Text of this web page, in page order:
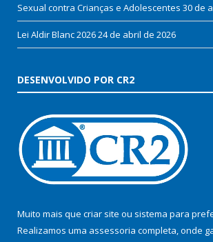
Sexual contra Crianças e Adolescentes 30 de
Lei Aldir Blanc 202624 de abril de 2026
DESENVOLVIDO POR CR2
Muito mais que criar site ou sistema para
Realizamos uma assessoria completa, onde